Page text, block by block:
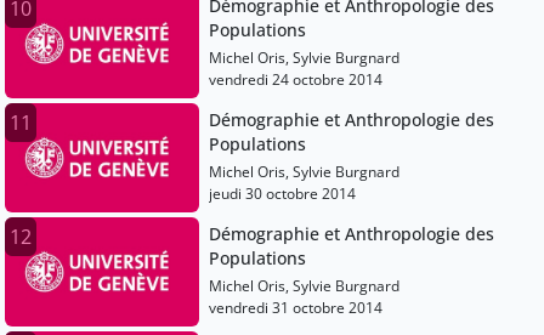
10
Démographie et Anthropologie des
Populations
Michel Oris, Sylvie Burgnard
vendredi 24 octobre 2014
11
Démographie et Anthropologie des
Populations
Michel Oris, Sylvie Burgnard
jeudi 30 octobre 2014
12
Démographie et Anthropologie des
Populations
Michel Oris, Sylvie Burgnard
vendredi 31 octobre 2014